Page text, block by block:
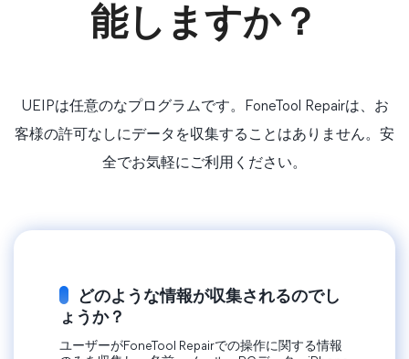
能しますか？
UEIPは任意のなプログラムです。FoneTool Repairは、お
客様の許可なしにデータを収集することはありません。安
全でお気軽にご利用ください。
どのような情報が収集されるのでし
ょうか？
ユーザーがFoneTool Repairでの操作に関する情報